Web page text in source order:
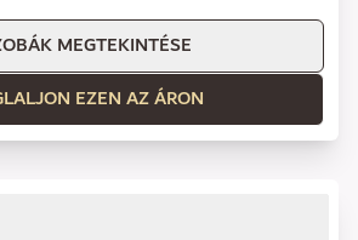
MEGTEKINTÉSE
EZEN AZ ÁRON